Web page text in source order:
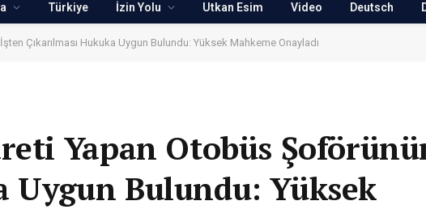
Türkiye İzin Yolu Utkan Esim Video Deutsch
Çıkarılması Hukuka Uygun Bulundu: Yüksek Mahkeme Onayladı
Yapan Otobüs
Uygun Bulundu: Yüksek